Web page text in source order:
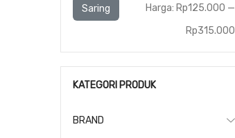
Saring Harga: Rp125.000 —
Rp315.000
KATEGORI PRODUK
BRAND